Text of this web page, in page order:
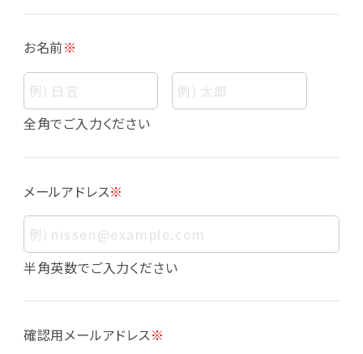
個人情報
個人情報とは、お客様個人に関する情報であっ
て、当該情報を構成する氏名、住所、電話番号、
す。また、その情報のみでは識別できない場合で
も、他の情報と容易に照合することで、結果的に
お客様個人を識別できるものも個人情報に含ま
れます。
個人情報の利用目的について
下の通りであり、これらの目的達成の範囲を超
お名前※
全角でご入力ください
メールアドレス※
半角英数でご入力ください
確認用メールアドレス※